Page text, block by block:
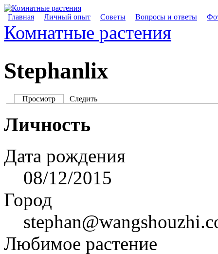
Главная Личный опыт Советы Вопросы и ответы
Комнатные растения
Stephanlix
Просмотр Следить
Личность
Дата рождения
08/12/2015
Город
Любимое растение